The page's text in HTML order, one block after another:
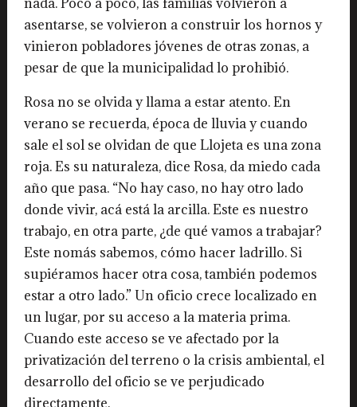
asentarse, se volvieron a construir los hornos y
vinieron pobladores jóvenes de otras zonas, a
pesar de que la municipalidad lo prohibió.
Rosa no se olvida y llama a estar atento. En
verano se recuerda, época de lluvia y cuando
sale el sol se olvidan de que Llojeta es una zona
roja. Es su naturaleza, dice Rosa, da miedo cada
año que pasa. “No hay caso, no hay otro lado
donde vivir, acá está la arcilla. Este es nuestro
trabajo, en otra parte, ¿de qué vamos a trabajar?
Este nomás sabemos, cómo hacer ladrillo. Si
supiéramos hacer otra cosa, también podemos
estar a otro lado.” Un oficio crece localizado en
un lugar, por su acceso a la materia prima.
Cuando este acceso se ve afectado por la
privatización del terreno o la crisis ambiental, el
desarrollo del oficio se ve perjudicado
directamente.